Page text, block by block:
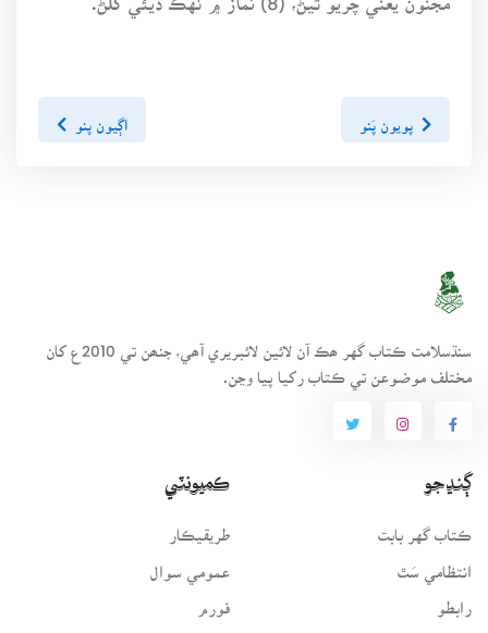
پويون پَنو اڳيون پنو
سنڌسلامت ڪتاب گهر ھڪ آن لائين لائبريري آھي، جنھن تي 2010ع کان
مختلف موضوعن تي ڪتاب رکيا پيا وڃن.
ڳنڍجو
ڪتاب گهر بابت
انتظامي سَٿ
رابطو
ڪميونٽي
طريقيڪار
عمومي سوال
فورم